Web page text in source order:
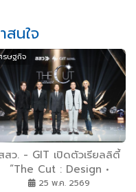
สนใจ
รษฐกิจ
สว. - GIT เปิดตัวเรียลลิตี้
“The Cut : Design •
Identity • Challenge” กา
25 พ.ค. 2569